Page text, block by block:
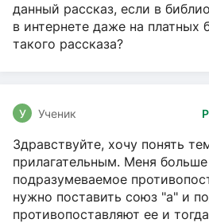
данный рассказ, если в
в интернете даже на платных
такого рассказа?
У Ученик
Здравствуйте, хочу понять
прилагательным. Меня больше
подразумеваемое
нужно поставить союз "а" и
противопоставляют ее и